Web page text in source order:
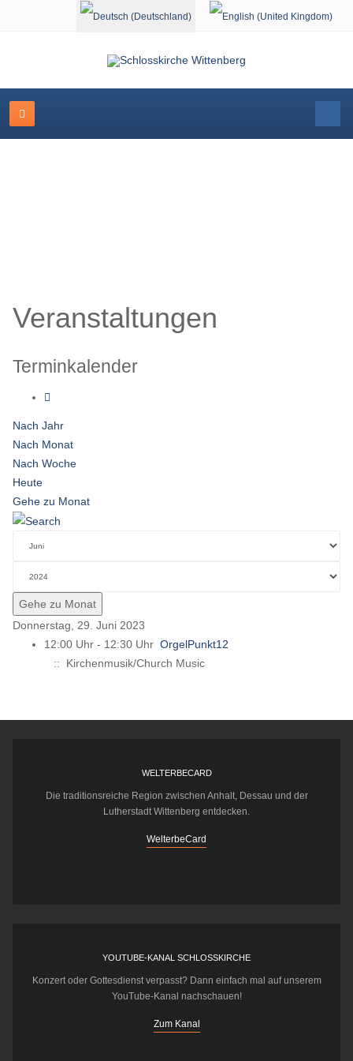
Sprache auswählen
Veranstaltungen
Terminkalender
Nach Jahr
Nach Monat
Nach Woche
Heute
Gehe zu Monat
Gehe zu Monat
Donnerstag, 29. Juni 2023
12:00 Uhr - 12:30 Uhr OrgelPunkt12
:: Kirchenmusik/Church Music
WELTERBECARD
Die traditionsreiche Region zwischen Anhalt, Dessau und der
Lutherstadt Wittenberg entdecken.
WelterbeCard
YOUTUBE-KANAL SCHLOSSKIRCHE
Konzert oder Gottesdienst verpasst? Dann einfach mal auf unserem
YouTube-Kanal nachschauen!
Zum Kanal